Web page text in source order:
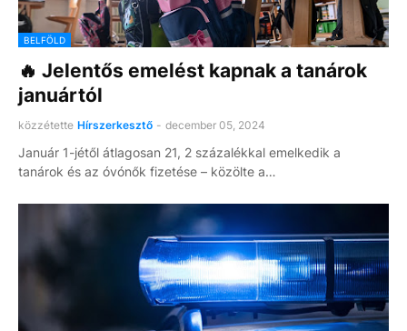
BELFÖLD
🔥 Jelentős emelést kapnak a tanárok
januártól
közzétette Hírszerkesztő - december 05, 2024
Január 1-jétől átlagosan 21, 2 százalékkal emelkedik a
tanárok és az óvónők fizetése – közölte a…